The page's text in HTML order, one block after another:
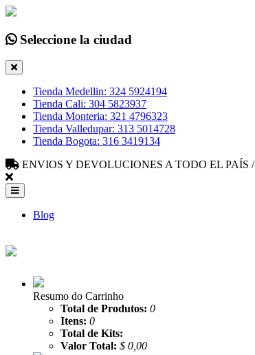
Seleccione la ciudad
Tienda Medellin: 324 5924194
Tienda Cali: 304 5823937
Tienda Monteria: 321 4796323
Tienda Valledupar: 313 5014728
Tienda Bogota: 316 3419134
ENVIOS Y DEVOLUCIONES A TODO EL
Blog
Resumo do Carrinho
Total de Produtos: 0
Itens: 0
Total de Kits:
Valor Total: $ 0,00